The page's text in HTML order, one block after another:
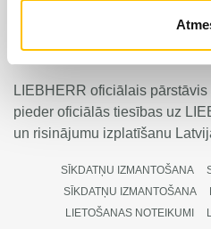
LIEBHERR oficiālais
pieder oficiālās tiesības uz
un risinājumu izplatīšanu
SĪKDATŅU IZMANTOŠANA
SĪKDATŅU IZMANTOŠANA
LIETOŠANAS NOTEIKUMI